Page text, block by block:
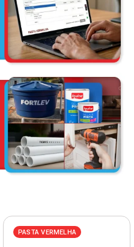
PASTA VERMELHA